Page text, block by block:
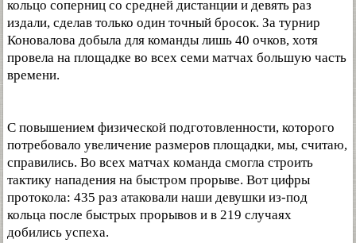
кольцо соперниц со средней дистанции и девять раз
издали, сделав только один точный бросок. За турнир
Коновалова добыла для команды лишь 40 очков, хотя
провела на площадке во всех семи матчах большую часть
времени.
С повышением физической подготовленности, которого
потребовало увеличение размеров площадки, мы, считаю,
справились. Во всех матчах команда смогла строить
тактику нападения на быстром прорыве. Вот цифры
протокола: 435 раз атаковали наши девушки из-под
кольца после быстрых прорывов и в 219 случаях
добились успеха.